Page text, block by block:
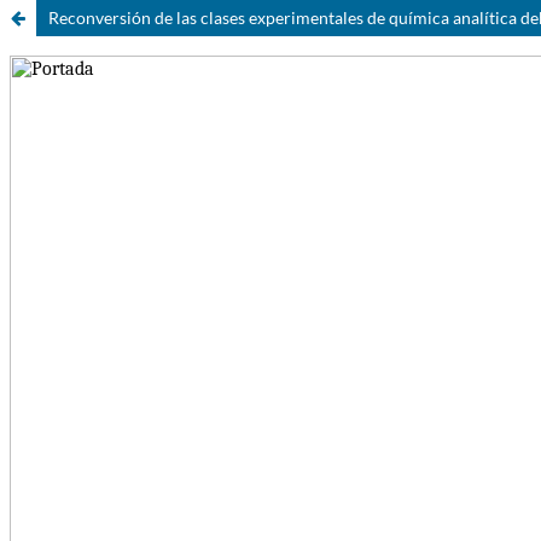
Reconversión de las clases experimentales de química analítica